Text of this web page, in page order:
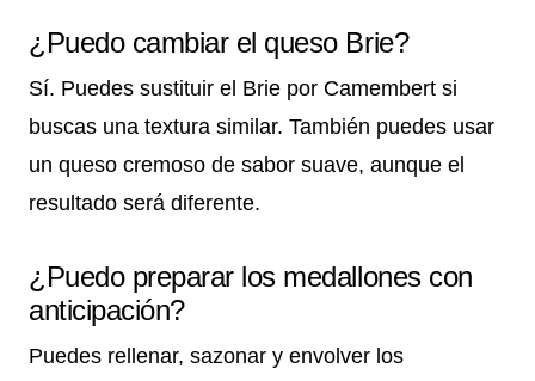
¿Puedo cambiar el queso Brie?
Sí. Puedes sustituir el Brie por Camembert si
buscas una textura similar. También puedes usar
un queso cremoso de sabor suave, aunque el
resultado será diferente.
¿Puedo preparar los medallones con
anticipación?
Puedes rellenar, sazonar y envolver los